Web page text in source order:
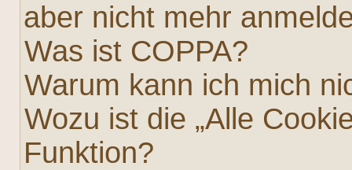
aber nicht mehr
Was ist COPPA?
Warum kann ich mich
Wozu ist die „Alle
Funktion?